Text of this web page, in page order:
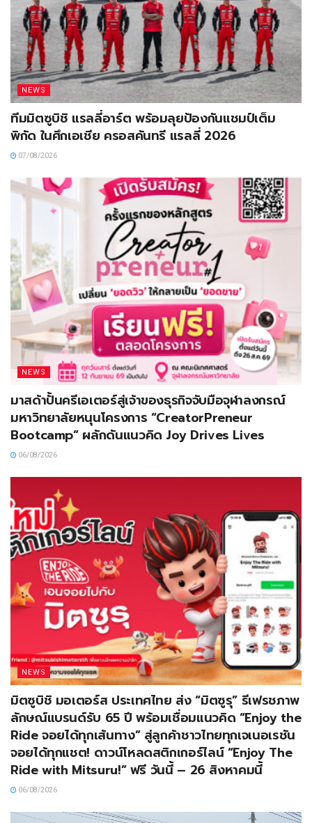
NEWS
ทีมมิตซูบิชิ แรลลี่อาร์ต พร้อมลุยป้องกันแชมป์เต็ม
พิกัด ในศึกเอเชีย ครอสคันทรี แรลลี่ 2026
07/08/2026
NEWS
มาสด้าปั้นครีเอเตอร์สู่เจ้าของธุรกิจจับมือจุฬาลงกรณ์
มหาวิทยาลัยหนุนโครงการ “CreatorPreneur
Bootcamp” ผลักดันแนวคิด Joy Drives Lives
06/08/2026
NEWS
มิตซูบิชิ มอเตอร์ส ประเทศไทย ส่ง “มิตซูรุ” รีเฟรชภาพ
ลักษณ์แบรนด์รับ 65 ปี พร้อมเชื่อมแนวคิด “Enjoy the
Ride จอยได้ทุกเส้นทาง” สู่ลูกค้าชาวไทยทุกเจเนอเรชัน
จอยได้ทุกแชต! ดาวน์โหลดสติกเกอร์ไลน์ “Enjoy The
Ride with Mitsuru!” ฟรี วันนี้ – 26 สิงหาคมนี้
06/08/2026